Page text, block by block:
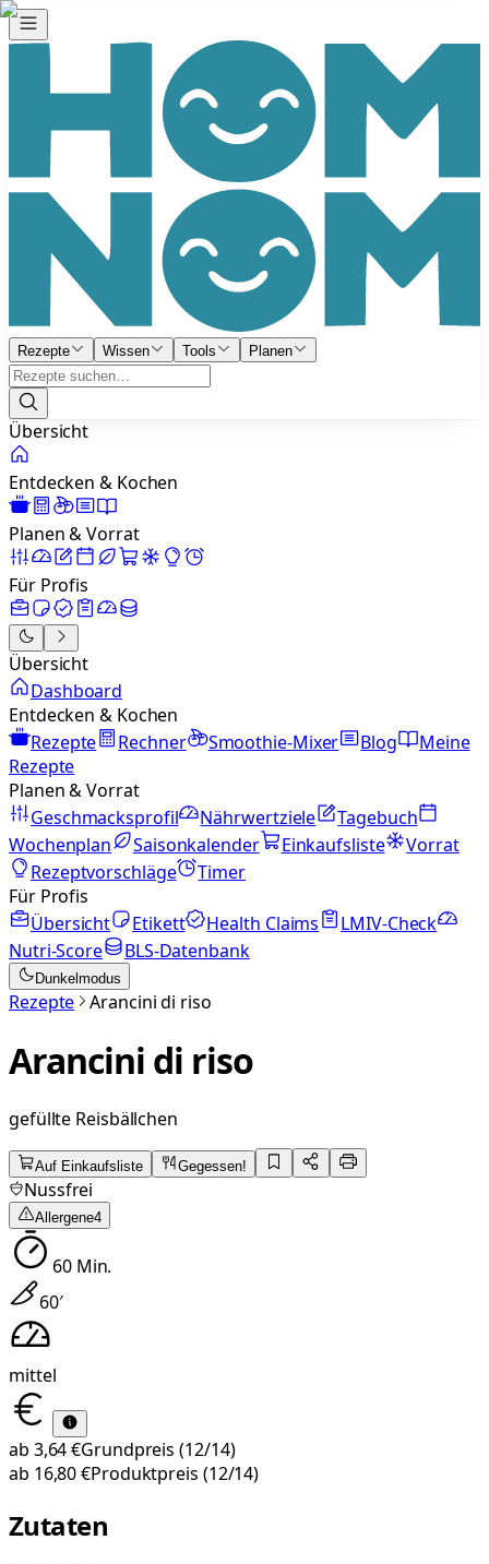
Rezepte Wissen Tools Planen
Übersicht
Entdecken & Kochen
Planen & Vorrat
Für Profis
Übersicht
Dashboard
Entdecken & Kochen
Rezepte
Rechner Smoothie-Mixer Blog
Meine
Rezepte
Planen & Vorrat
Geschmacksprofil
Nährwertziele
Tagebuch
Wochenplan
Saisonkalender Einkaufsliste
Vorrat
Rezeptvorschläge
Timer
Für Profis
Übersicht
Etikett Health Claims
LMIV-Check
Nutri-Score
BLS-Datenbank
Dunkelmodus
Rezepte Arancini di riso
Arancini di riso
gefüllte Reisbällchen
Auf Einkaufsliste Gegessen!
Nussfrei
Allergene4
60Min.
60′
mittel
ab 3,64 €Grundpreis (12/14)
ab 16,80 €Produktpreis (12/14)
Zutaten